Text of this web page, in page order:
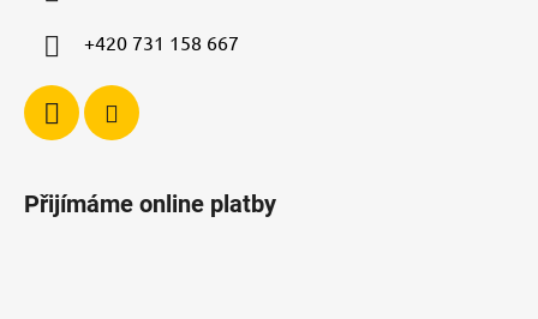
+420 731 158 667
Přijímáme online platby